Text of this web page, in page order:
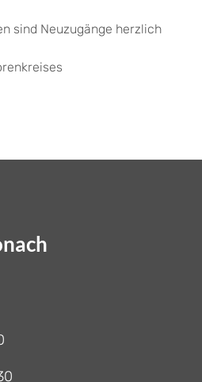
sind Neuzugänge herzlich